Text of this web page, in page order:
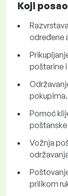
Koji
određene
poštarine
pokupima.
Pomoć
poštanske
Vožnja
prilikom